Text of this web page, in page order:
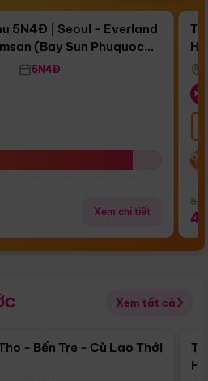
5N4Đ | Seoul - Everland
(Bay Sun Phuquoc
5N4Đ
Xem chi tiết
Xem tất cả
Điểm nổi bật
- Bến Tre - Cù Lao Thới